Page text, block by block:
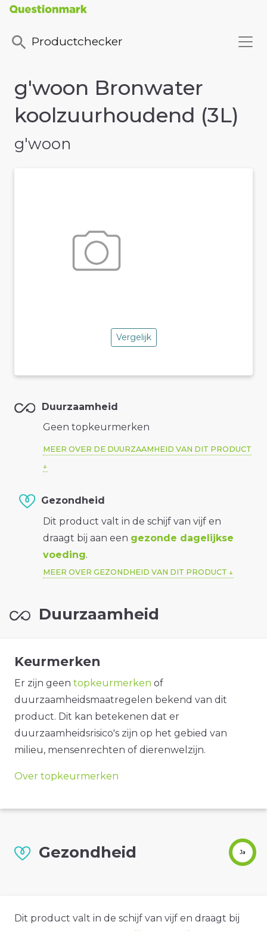
Productchecker
g'woon Bronwater
koolzuurhoudend (3L)
g'woon
Vergelijk
Duurzaamheid
Geen topkeurmerken
MEER OVER DE DUURZAAMHEID VAN DIT PRODUCT
Gezondheid
Dit product valt in de schijf van vijf en
draagt bij aan een gezonde dagelijkse
voeding.
MEER OVER GEZONDHEID VAN DIT PRODUCT
Duurzaamheid
Keurmerken
Er zijn geen topkeurmerken of
duurzaamheidsmaatregelen bekend van dit
product. Dit kan betekenen dat er
duurzaamheidsrisico's zijn op het gebied van
milieu, mensenrechten of dierenwelzijn.
Over topkeurmerken
Gezondheid Ja
Dit product valt in de schijf van vijf en draagt bij